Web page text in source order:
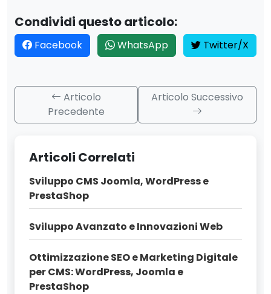
Condividi questo articolo:
Facebook WhatsApp Twitter/X
Articolo
Precedente
Articolo Successivo
Articoli Correlati
Sviluppo CMS Joomla, WordPress e
PrestaShop
Sviluppo Avanzato e Innovazioni Web
Ottimizzazione SEO e Marketing Digitale
per CMS: WordPress, Joomla e
PrestaShop